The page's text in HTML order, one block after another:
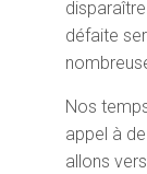
défaite
Nos
appel à
allons